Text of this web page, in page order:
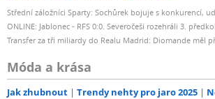
Střední záložníci Sparty: Sochůrek bojuje s konkurencí,
ONLINE: Jablonec - RFS 0:0. Severočeši rozehráli 3.
Transfer za tři miliardy do Realu Madrid: Diomande měl
Móda a krása
Jak zhubnout Trendy nehty pro jaro 2025